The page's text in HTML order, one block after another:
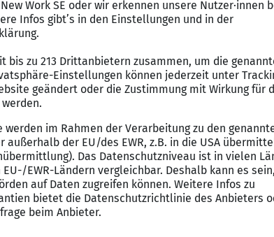
im Back-Office für alle
und des Arbeitsschutzes zusammen
und aktiv mit unserer Urban Sports Club-
Rabatte durch unser Corporate
Arbeitszeiten und 30 +1 Urlaubstage, um